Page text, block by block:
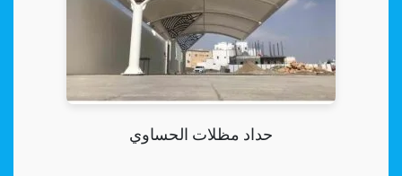
حداد مظلات الحساوي